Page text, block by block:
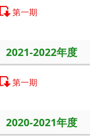
第一期
2021-2022年度
第一期
2020-2021年度